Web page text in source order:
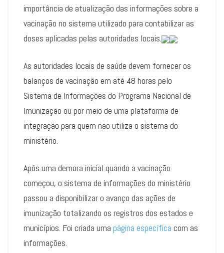
importância de atualização das informações sobre a
vacinação no sistema utilizado para contabilizar as
doses aplicadas pelas autoridades locais.
As autoridades locais de saúde devem fornecer os
balanços de vacinação em até 48 horas pelo
Sistema de Informações do Programa Nacional de
Imunização ou por meio de uma plataforma de
integração para quem não utiliza o sistema do
ministério.
Após uma demora inicial quando a vacinação
começou, o sistema de informações do ministério
passou a disponibilizar o avanço das ações de
imunização totalizando os registros dos estados e
municípios. Foi criada uma página específica com as
informações.